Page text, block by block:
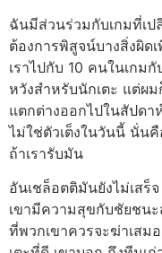
ฉันมีส่วนร่วมกับเกมที่เป
ต้องการพิสูจน์บางสิ่งผิดเ
เราไปกับ 10 คนในเกม
หวังสําหรับนักเตะ แต่ผ
แตกต่างออกไปในสัปดา
ไม่ใช่ตัวเต็งในวันนี้ นั่น
ถ้าเรารับมัน
อันเชล็อตติมันยังไม่เสร็จ
เขามีความสุขกับชัยชน
ที่พวกเขาควรจะฆ่าเสม